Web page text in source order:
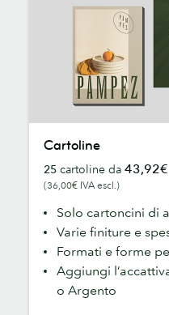
Cartoline
25 cartoline da 43,92€
(36,00€ IVA escl.)
Solo cartoncini di
Varie finiture e
Formati e forme
Aggiungi
o Argento